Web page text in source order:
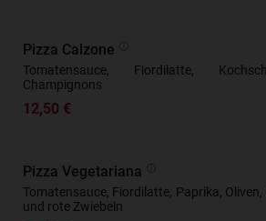
Pizza Calzone
Tomatensauce, Fiordilatte,
Champignons
12,50 €
Pizza Vegetariana
Tomatensauce, Fiordilatte, Paprika,
und rote Zwiebeln